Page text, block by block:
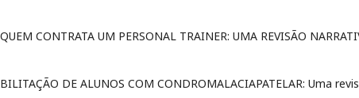
CONTRATA UM PERSONAL TRAINER: UMA REVISÃO
DE ALUNOS COM CONDROMALACIAPATELAR: Uma